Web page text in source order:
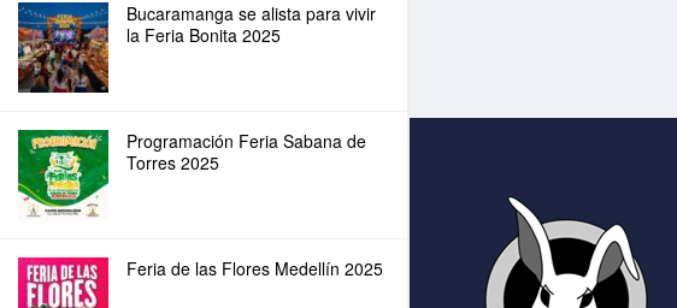
Bucaramanga se alista para vivir
la Feria Bonita 2025
Programación Feria Sabana de
Torres 2025
Feria de las Flores Medellín 2025